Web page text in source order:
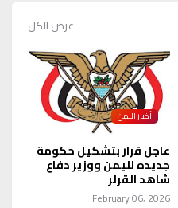
عرض الكل
أخبار اليمن
عاجل قرار بتشكيل حكومة
جديده لليمن ووزير دفاع
شاهد القرلر
February 06, 2026